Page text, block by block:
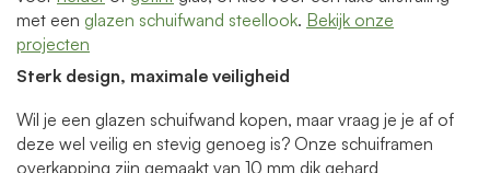
met een glazen schuifwand steellook. Bekijk onze
projecten
Sterk design, maximale veiligheid
Wil je een glazen schuifwand kopen, maar vraag je je af of
deze wel veilig en stevig genoeg is? Onze schuiframen
overkapping zijn gemaakt van 10 mm dik gehard